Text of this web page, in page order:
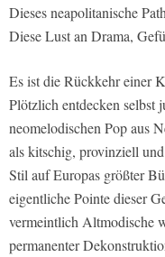
Dieses neapolitanische
Diese Lust an Drama,
Es ist die Rückkehr einer
Plötzlich entdecken selbst
neomelodischen Pop aus
als kitschig, provinziell
Stil auf Europas größter
eigentliche Pointe dieser
vermeintlich Altmodische
permanenter